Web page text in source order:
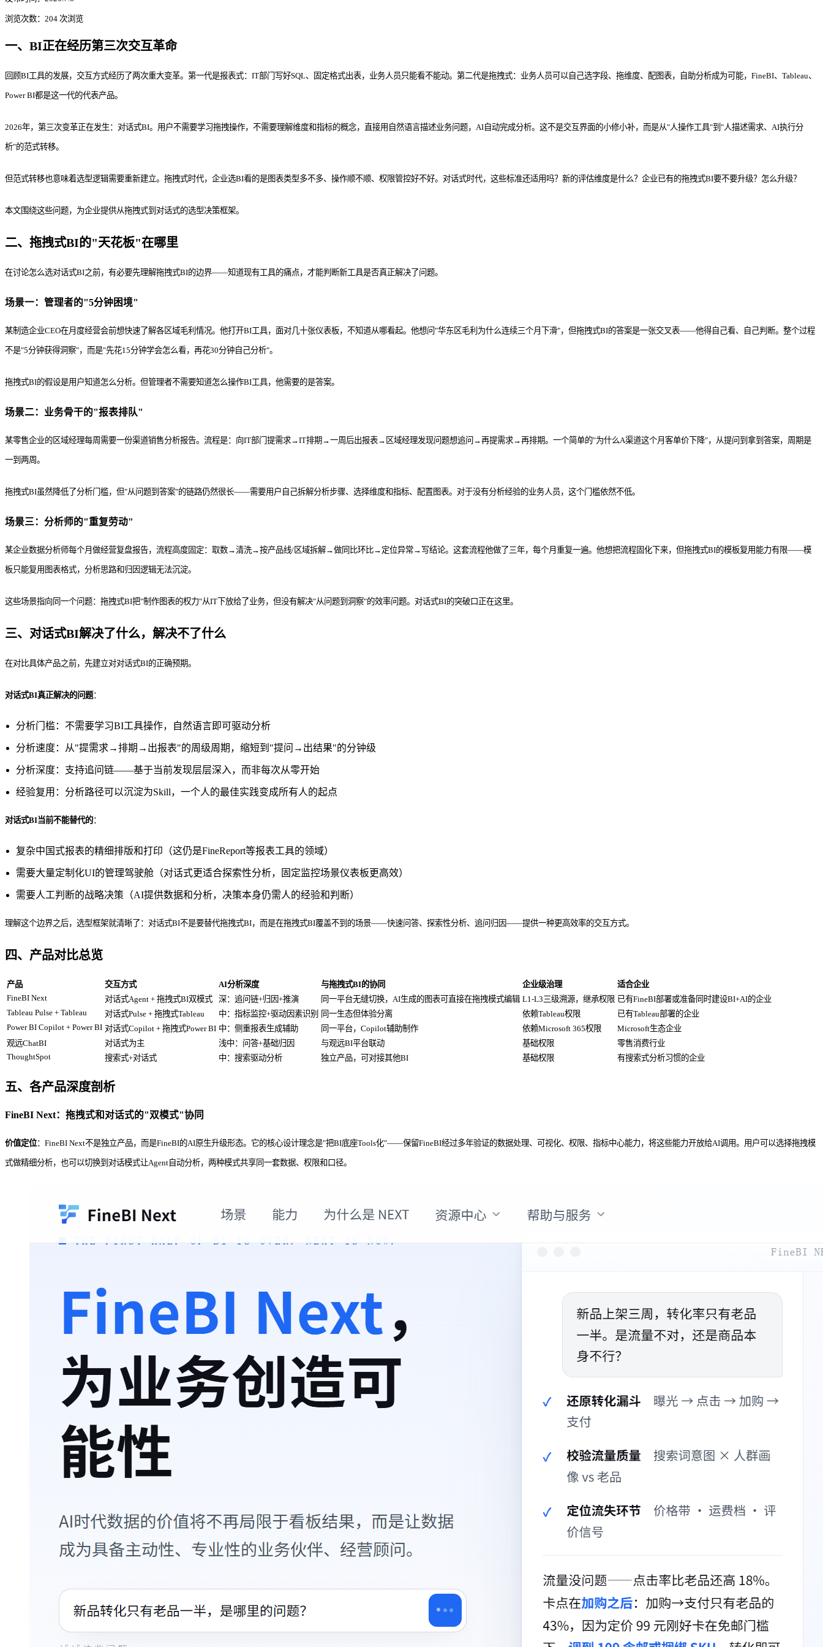
浏览次数：204 次浏览
一、BI正在经历第三次交互革命
回顾BI工具的发展，交互方式经历了两次重大变革。第一代是报表式：IT部门写好SQL、固定格式出表，业务人员只能看不能动。第二代是拖拽式：业务人员可以自己选字段、拖维度、配图表，自助分析成为可能，FineBI、Tableau、
Power BI都是这一代的代表产品。
2026年，第三次变革正在发生：对话式BI。用户不需要学习拖拽操作，不需要理解维度和指标的概念，直接用自然语言描述业务问题，AI自动完成分析。这不是交互界面的小修小补，而是从"人操作工具"到"人描述需求、AI执行分
析"的范式转移。
但范式转移也意味着选型逻辑需要重新建立。拖拽式时代，企业选BI看的是图表类型多不多、操作顺不顺、权限管控好不好。对话式时代，这些标准还适用吗？新的评估维度是什么？企业已有的拖拽式BI要不要升级？怎么升级？
本文围绕这些问题，为企业提供从拖拽式到对话式的选型决策框架。
二、拖拽式BI的"天花板"在哪里
在讨论怎么选对话式BI之前，有必要先理解拖拽式BI的边界——知道现有工具的痛点，才能判断新工具是否真正解决了问题。
场景一：管理者的"5分钟困境"
某制造企业CEO在月度经营会前想快速了解各区域毛利情况。他打开BI工具，面对几十张仪表板，不知道从哪看起。他想问"华东区毛利为什么连续三个月下滑"，但拖拽式BI的答案是一张交叉表——他得自己看、自己判断。整个过程
不是"5分钟获得洞察"，而是"先花15分钟学会怎么看，再花30分钟自己分析"。
拖拽式BI的假设是用户知道怎么分析。但管理者不需要知道怎么操作BI工具，他需要的是答案。
场景二：业务骨干的"报表排队"
某零售企业的区域经理每周需要一份渠道销售分析报告。流程是：向IT部门提需求→IT排期→一周后出报表→区域经理发现问题想追问→再提需求→再排期。一个简单的"为什么A渠道这个月客单价下降"，从提问到拿到答案，周期是
一到两周。
拖拽式BI虽然降低了分析门槛，但"从问题到答案"的链路仍然很长——需要用户自己拆解分析步骤、选择维度和指标、配置图表。对于没有分析经验的业务人员，这个门槛依然不低。
场景三：分析师的"重复劳动"
某企业数据分析师每个月做经营复盘报告，流程高度固定：取数→清洗→按产品线/区域拆解→做同比环比→定位异常→写结论。这套流程他做了三年，每个月重复一遍。他想把流程固化下来，但拖拽式BI的模板复用能力有限——模
板只能复用图表格式，分析思路和归因逻辑无法沉淀。
这些场景指向同一个问题：拖拽式BI把"制作图表的权力"从IT下放给了业务，但没有解决"从问题到洞察"的效率问题。对话式BI的突破口正在这里。
三、对话式BI解决了什么，解决不了什么
在对比具体产品之前，先建立对对话式BI的正确预期。
对话式BI真正解决的问题：
分析门槛：不需要学习BI工具操作，自然语言即可驱动分析
分析速度：从"提需求→排期→出报表"的周级周期，缩短到"提问→出结果"的分钟级
分析深度：支持追问链——基于当前发现层层深入，而非每次从零开始
经验复用：分析路径可以沉淀为Skill，一个人的最佳实践变成所有人的起点
对话式BI当前不能替代的：
复杂中国式报表的精细排版和打印（这仍是FineReport等报表工具的领域）
需要大量定制化UI的管理驾驶舱（对话式更适合探索性分析，固定监控场景仪表板更高效）
需要人工判断的战略决策（AI提供数据和分析，决策本身仍需人的经验和判断）
理解这个边界之后，选型框架就清晰了：对话式BI不是要替代拖拽式BI，而是在拖拽式BI覆盖不到的场景——快速问答、探索性分析、追问归因——提供一种更高效率的交互方式。
四、产品对比总览
产品 交互方式 AI分析深度 与拖拽式BI的协同 企业级治理
适合企业
FineBI Next
对话式Agent + 拖拽式BI双模式 深：追问链+归因+推演 同一平台无缝切换，AI生成的图表可直接在拖拽模式编辑 L1-L3三级溯源，继承权限 已有FineBI部署或准备同时建设BI+AI的企业
Tableau Pulse + Tableau
对话式Pulse + 拖拽式Tableau 中：指标监控+驱动因素识别 同一生态但体验分离 依赖Tableau权限
已有Tableau部署的企业
Power BI Copilot + Power BI 对话式Copilot + 拖拽式Power BI 中：侧重报表生成辅助 同一平台，Copilot辅助制作 依赖Microsoft 365权限
Microsoft生态企业
观远ChatBI
对话式为主 浅中：问答+基础归因 与观远BI平台联动 基础权限
零售消费行业
ThoughtSpot
搜索式+对话式 中：搜索驱动分析 独立产品，可对接其他BI 基础权限 有搜索式分析习惯的企业
五、各产品深度剖析
FineBI Next：拖拽式和对话式的"双模式"协同
价值定位：FineBI Next不是独立产品，而是FineBI的AI原生升级形态。它的核心设计理念是"把BI底座Tools化"——保留FineBI经过多年验证的数据处理、可视化、权限、指标中心能力，将这些能力开放给AI调用。用户可以选择拖拽模
式做精细分析，也可以切换到对话模式让Agent自动分析，两种模式共享同一套数据、权限和口径。